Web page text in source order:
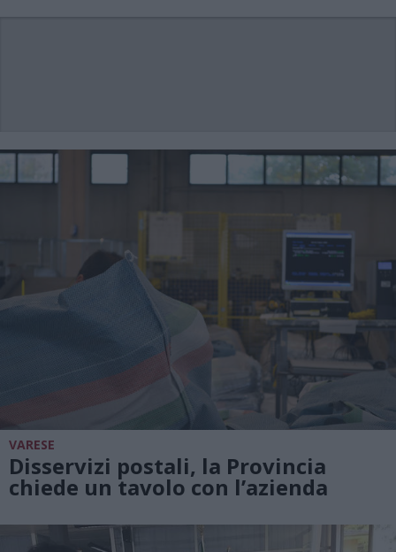
VARESE
Disservizi postali, la Provincia
chiede un tavolo con l’azienda